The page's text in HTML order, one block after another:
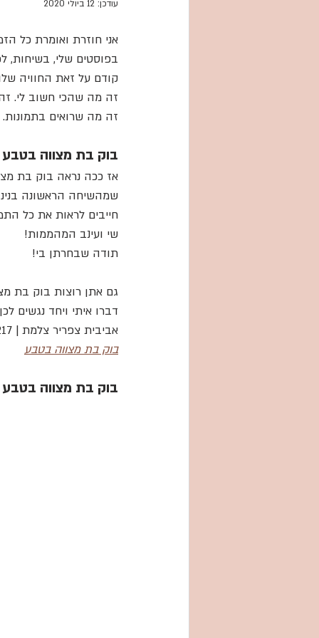
צילומי גיל שנה וסמאש
עודכן: 12 ביולי 2020
אני חוזרת ואומרת כל
בפוסטים שלי, בשיחות,
קודם על זאת החוויה
זה מה שהכי חשוב לי.
זה מה שרואים בתמונות.
בוק בת מצווה
אז ככה נראה בוק בת
שמהשיחה הראשונה
חייבים לראות את כל
שי ועינב המהממות!
תודה שבחרתן בי!
גם אתן רוצות בוק בת
דברו איתי ויחד נגשים
אביבית צפריר צלמת | 0528777217
בוק בת מצווה בטבע
בוק בת מצווה בטבע